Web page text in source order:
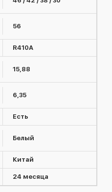
56
R410А
15,88
6,35
Есть
Белый
Китай
24 месяца